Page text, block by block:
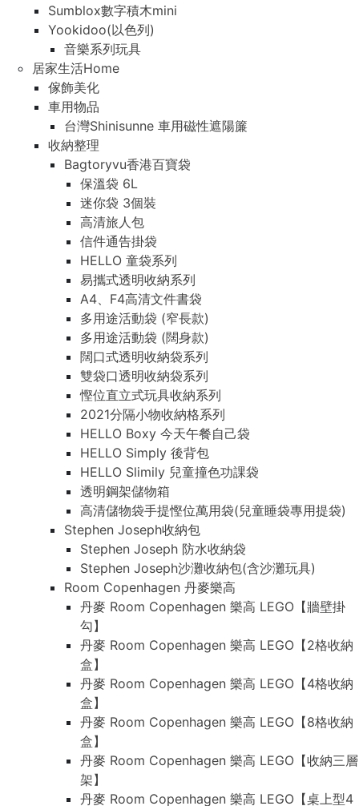
Sumblox數字積木mini
Yookidoo(以色列)
音樂系列玩具
居家生活Home
傢飾美化
車用物品
台灣Shinisunne 車用磁性遮陽簾
收納整理
Bagtoryvu香港百寶袋
保溫袋 6L
迷你袋 3個裝
高清旅人包
信件通告掛袋
HELLO 童袋系列
易攜式透明收納系列
A4、F4高清文件書袋
多用途活動袋 (窄長款)
多用途活動袋 (闊身款)
闊口式透明收納袋系列
雙袋口透明收納袋系列
慳位直立式玩具收納系列
2021分隔小物收納格系列
HELLO Boxy 今天午餐自己袋
HELLO Simply 後背包
HELLO Slimily 兒童撞色功課袋
透明鋼架儲物箱
高清儲物袋手提慳位萬用袋(兒童睡袋專用提袋)
Stephen Joseph收納包
Stephen Joseph 防水收納袋
Stephen Joseph沙灘收納包(含沙灘玩具)
Room Copenhagen 丹麥樂高
丹麥 Room Copenhagen 樂高 LEGO【牆壁掛
勾】
丹麥 Room Copenhagen 樂高 LEGO【2格收納
盒】
丹麥 Room Copenhagen 樂高 LEGO【4格收納
盒】
丹麥 Room Copenhagen 樂高 LEGO【8格收納
盒】
丹麥 Room Copenhagen 樂高 LEGO【收納三層
架】
丹麥 Room Copenhagen 樂高 LEGO【桌上型4